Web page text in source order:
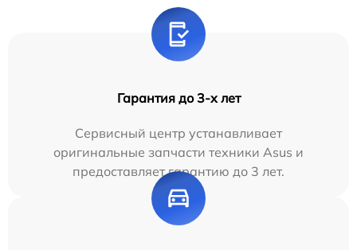
Гарантия до 3-х лет
Сервисный центр устанавливает
оригинальные запчасти техники Asus и
предоставляет гарантию до 3 лет.